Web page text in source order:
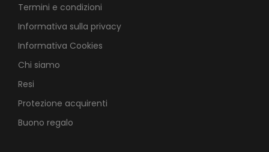
Termini e condizioni
Informativa sulla privacy
Informativa Cookies
Chi siamo
Resi
Protezione acquirenti
Buono regalo